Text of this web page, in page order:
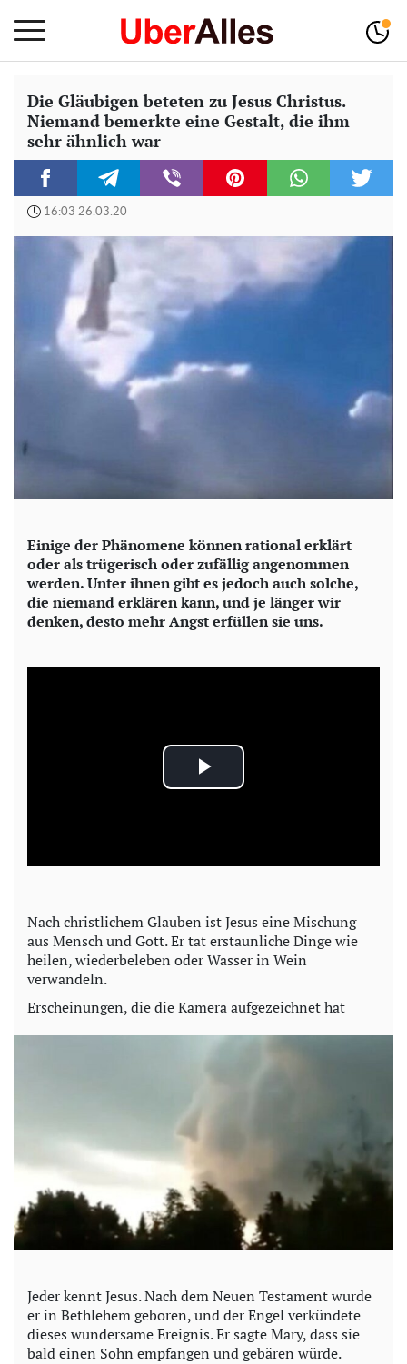
Die Gläubigen beteten zu Jesus Christus.
Niemand bemerkte eine Gestalt, die ihm
sehr ähnlich war
16:03 26.03.20
Einige der Phänomene können rational erklärt
oder als trügerisch oder zufällig angenommen
werden. Unter ihnen gibt es jedoch auch solche,
die niemand erklären kann, und je länger wir
denken, desto mehr Angst erfüllen sie uns.
P
a
y
V
d
e
Nach christlichem Glauben ist Jesus eine Mischung
aus Mensch und Gott. Er tat erstaunliche Dinge wie
heilen, wiederbeleben oder Wasser in Wein
verwandeln.
Erscheinungen, die die Kamera aufgezeichnet hat
Jeder kennt Jesus. Nach dem Neuen Testament wurde
er in Bethlehem geboren, und der Engel verkündete
dieses wundersame Ereignis. Er sagte Mary, dass sie
bald einen Sohn empfangen und gebären würde.